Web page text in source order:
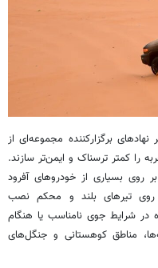
برگزارکننده مجموعه‌ای از
را کمتر ترسناک و ایمن‌تر سازند.
روی بسیاری از خودروهای آفرود
روی تیرهای بلند و محکم نصب
در شرایط جوی نامناسب یا هنگام
مناطق کوهستانی و جنگل‌های